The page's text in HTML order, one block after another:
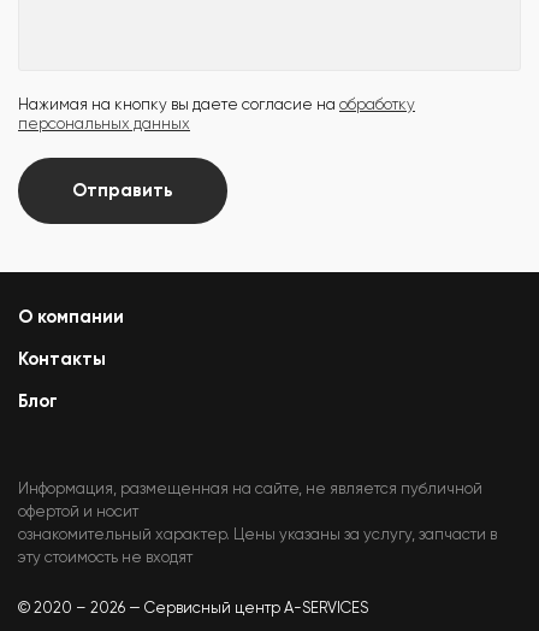
Нажимая на кнопку вы даете согласие на обработку
персональных данных
Отправить
О компании
Контакты
Блог
Информация, размещенная на сайте, не является публичной
офертой и носит
ознакомительный характер. Цены указаны за услугу, запчасти в
эту стоимость не входят
© 2020 – 2026 — Сервисный центр A-SERVICES